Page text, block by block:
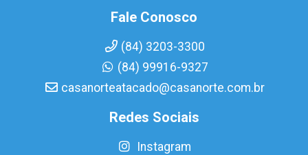
Fale Conosco
(84) 3203-3300
(84) 99916-9327
casanorteatacado@casanorte.com.br
Redes Sociais
Instagram